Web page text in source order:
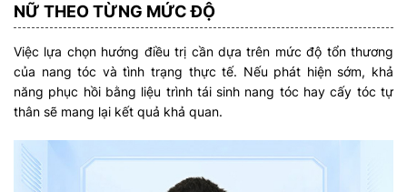
NỮ THEO TỪNG MỨC ĐỘ
Việc lựa chọn hướng điều trị cần dựa trên mức độ tổn thương
của nang tóc và tình trạng thực tế. Nếu phát hiện sớm, khả
năng phục hồi bằng liệu trình tái sinh nang tóc hay cấy tóc tự
thân sẽ mang lại kết quả khả quan.